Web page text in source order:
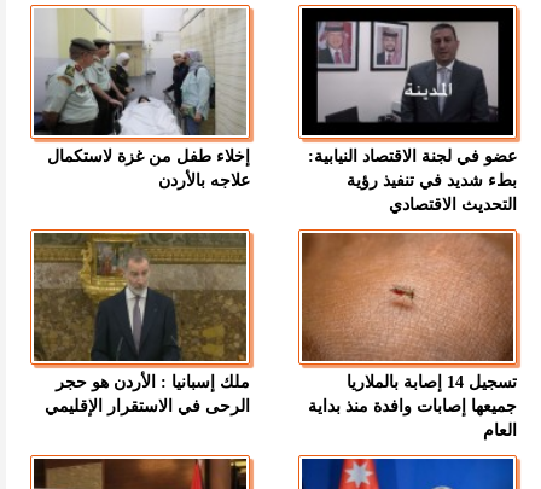
عضو في لجنة الاقتصاد النيابية:
بطء شديد في تنفيذ رؤية
التحديث الاقتصادي
إخلاء طفل من غزة لاستكمال
علاجه بالأردن
تسجيل 14 إصابة بالملاريا
جميعها إصابات وافدة منذ بداية
العام
ملك إسبانيا : الأردن هو حجر
الرحى في الاستقرار الإقليمي